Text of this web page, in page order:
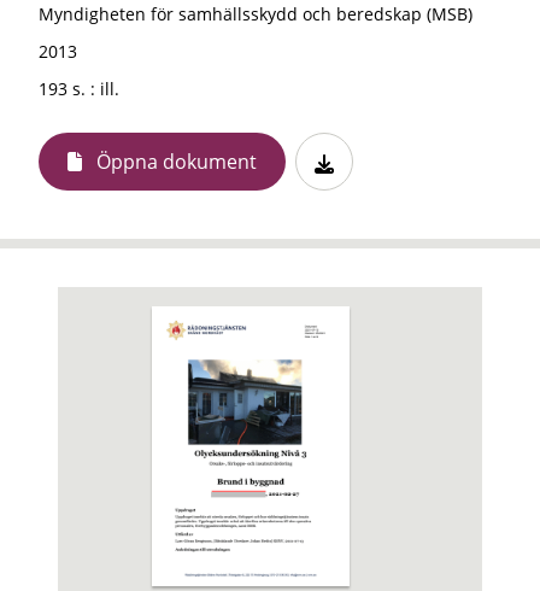
Myndigheten för samhällsskydd och beredskap (MSB)
2013
193 s. : ill.
Öppna dokument